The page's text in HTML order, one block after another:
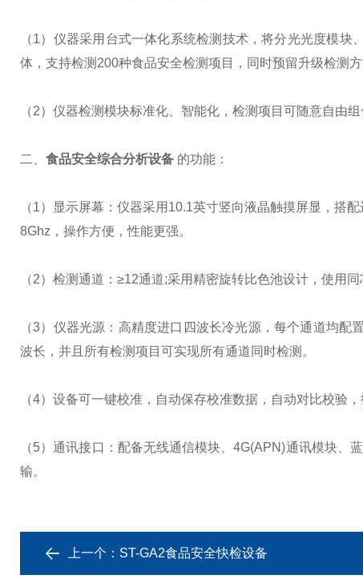
（1）仪器采用台式一体化系统检测技术，将分光光度模
体，支持检测200种食品安全检测项目，同时预留升级检测方
（2）仪器检测模块标准化、智能化，检测项目可随意自由
二、 食品安全综合分析设备 的功能：
（1）显示屏幕：仪器采用10.1英寸竖向液晶触摸屏显，搭
8Ghz，操作方便，性能更强。
（2）检测通道：≥12通道;采用精密旋转比色池设计，使用
（3）仪器光源：高精度进口四波长冷光源，每个通道均
波长，并且所有检测项目可实现所有通道同时检测。
（4）设备可一键校准，自动保存校准数据，自动对比校验
（5）通讯接口：配备无线通信模块、4G(APN)通讯模块
输。
上一个： ST-GA2食品安全快检设备